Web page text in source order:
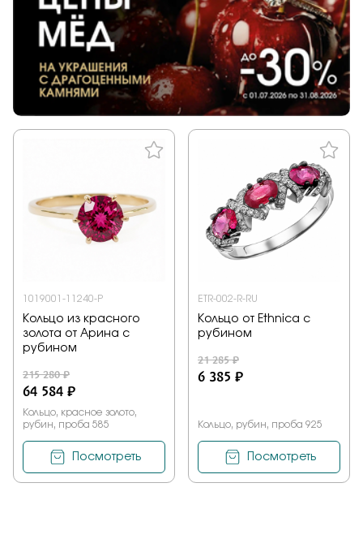
1019001-11240-P
Кольцо из красного
золота от Арина с
рубином
215 280 ₽
64 584 ₽
Кольцо, красное золото,
рубин, проба 585
Посмотреть
ETR-002-R-RU
Кольцо от Ethnica с
рубином
21 285 ₽
6 385 ₽
Кольцо, рубин, проба 925
Посмотреть